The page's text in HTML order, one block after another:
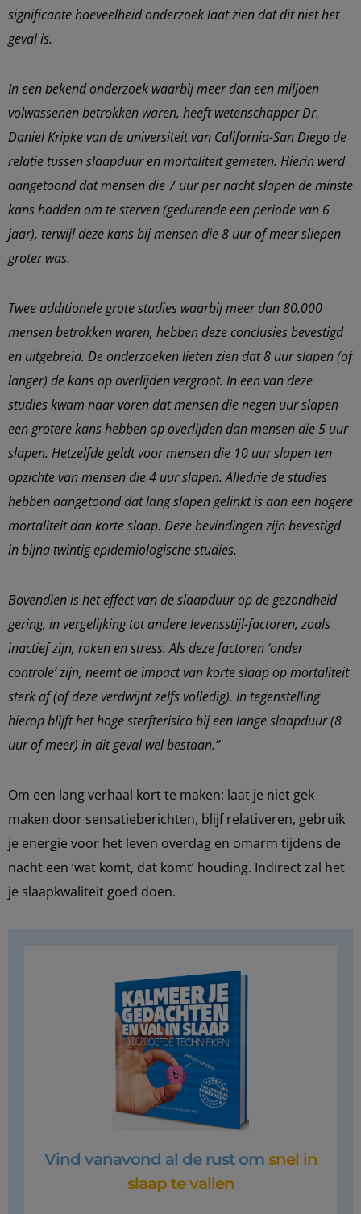
significante hoeveelheid onderzoek laat zien dat dit niet het
geval is.
In een bekend onderzoek waarbij meer dan een miljoen
volwassenen betrokken waren, heeft wetenschapper Dr.
Daniel Kripke van de universiteit van California-San Diego de
relatie tussen slaapduur en mortaliteit gemeten. Hierin werd
aangetoond dat mensen die 7 uur per nacht slapen de minste
kans hadden om te sterven (gedurende een periode van 6
jaar), terwijl deze kans bij mensen die 8 uur of meer sliepen
groter was.
Twee additionele grote studies waarbij meer dan 80.000
mensen betrokken waren, hebben deze conclusies bevestigd
en uitgebreid. De onderzoeken lieten zien dat 8 uur slapen (of
langer) de kans op overlijden vergroot. In een van deze
studies kwam naar voren dat mensen die negen uur slapen
een grotere kans hebben op overlijden dan mensen die 5 uur
slapen. Hetzelfde geldt voor mensen die 10 uur slapen ten
opzichte van mensen die 4 uur slapen. Alledrie de studies
hebben aangetoond dat lang slapen gelinkt is aan een hogere
mortaliteit dan korte slaap. Deze bevindingen zijn bevestigd
in bijna twintig epidemiologische studies.
Bovendien is het effect van de slaapduur op de gezondheid
gering, in vergelijking tot andere levensstijl-factoren, zoals
inactief zijn, roken en stress. Als deze factoren ‘onder
controle’ zijn, neemt de impact van korte slaap op mortaliteit
sterk af (of deze verdwijnt zelfs volledig). In tegenstelling
hierop blijft het hoge sterfterisico bij een lange slaapduur (8
uur of meer) in dit geval wel bestaan.”
Om een lang verhaal kort te maken: laat je niet gek
maken door sensatieberichten, blijf relativeren, gebruik
je energie voor het leven overdag en omarm tijdens de
nacht een ‘wat komt, dat komt’ houding. Indirect zal het
je slaapkwaliteit goed doen.
Vind vanavond al de rust om snel in
slaap te vallen